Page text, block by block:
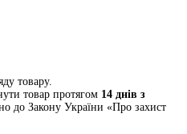
товару.
товар протягом 14 днів з
до Закону України «Про захист